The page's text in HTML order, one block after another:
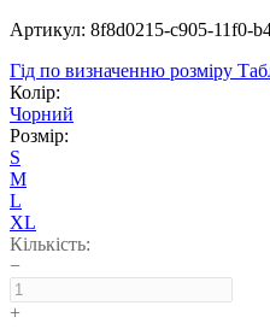
Артикул: 8f8d0215-c905-11f0-
Гід по визначенню розміру
Колір:
Чорний
Розмір:
S
M
L
XL
Кількість:
−
+